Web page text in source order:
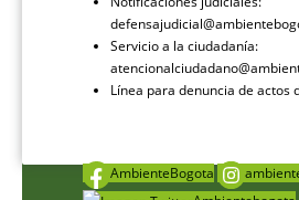
Servicio a la ciudadanía:
Línea para denuncia de actos
AmbienteBogota